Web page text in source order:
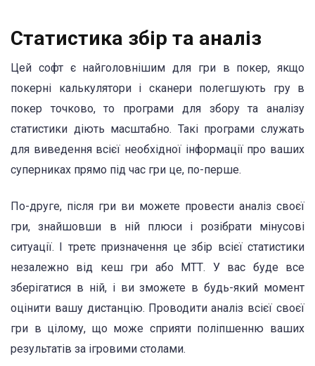
Статистика збір та аналіз
Цей софт є найголовнішим для гри в покер, якщо
покерні калькулятори і сканери полегшують гру в
покер точково, то програми для збору та аналізу
статистики діють масштабно. Такі програми служать
для виведення всієї необхідної інформації про ваших
суперниках прямо під час гри це, по-перше.
По-друге, після гри ви можете провести аналіз своєї
гри, знайшовши в ній плюси і розібрати мінусові
ситуації. І третє призначення це збір всієї статистики
незалежно від кеш гри або МТТ. У вас буде все
зберігатися в ній, і ви зможете в будь-який момент
оцінити вашу дистанцію. Проводити аналіз всієї своєї
гри в цілому, що може сприяти поліпшенню ваших
результатів за ігровими столами.